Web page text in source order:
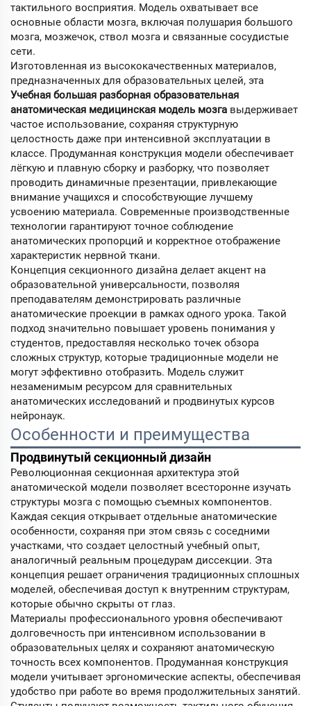
тактильного восприятия. Модель охватывает все
основные области мозга, включая полушария большого
мозга, мозжечок, ствол мозга и связанные сосудистые
сети.
Изготовленная из высококачественных материалов,
предназначенных для образовательных целей, эта
Учебная большая разборная образовательная
анатомическая медицинская модель мозга выдерживает
частое использование, сохраняя структурную
целостность даже при интенсивной эксплуатации в
классе. Продуманная конструкция модели обеспечивает
лёгкую и плавную сборку и разборку, что позволяет
проводить динамичные презентации, привлекающие
внимание учащихся и способствующие лучшему
усвоению материала. Современные производственные
технологии гарантируют точное соблюдение
анатомических пропорций и корректное отображение
характеристик нервной ткани.
Концепция секционного дизайна делает акцент на
образовательной универсальности, позволяя
преподавателям демонстрировать различные
анатомические проекции в рамках одного урока. Такой
подход значительно повышает уровень понимания у
студентов, предоставляя несколько точек обзора
сложных структур, которые традиционные модели не
могут эффективно отобразить. Модель служит
незаменимым ресурсом для сравнительных
анатомических исследований и продвинутых курсов
нейронаук.
Особенности и преимущества
Продвинутый секционный дизайн
Революционная секционная архитектура этой
анатомической модели позволяет всесторонне изучать
структуры мозга с помощью съемных компонентов.
Каждая секция открывает отдельные анатомические
особенности, сохраняя при этом связь с соседними
участками, что создает целостный учебный опыт,
аналогичный реальным процедурам диссекции. Эта
концепция решает ограничения традиционных сплошных
моделей, обеспечивая доступ к внутренним структурам,
которые обычно скрыты от глаз.
Материалы профессионального уровня обеспечивают
долговечность при интенсивном использовании в
образовательных целях и сохраняют анатомическую
точность всех компонентов. Продуманная конструкция
модели учитывает эргономические аспекты, обеспечивая
удобство при работе во время продолжительных занятий.